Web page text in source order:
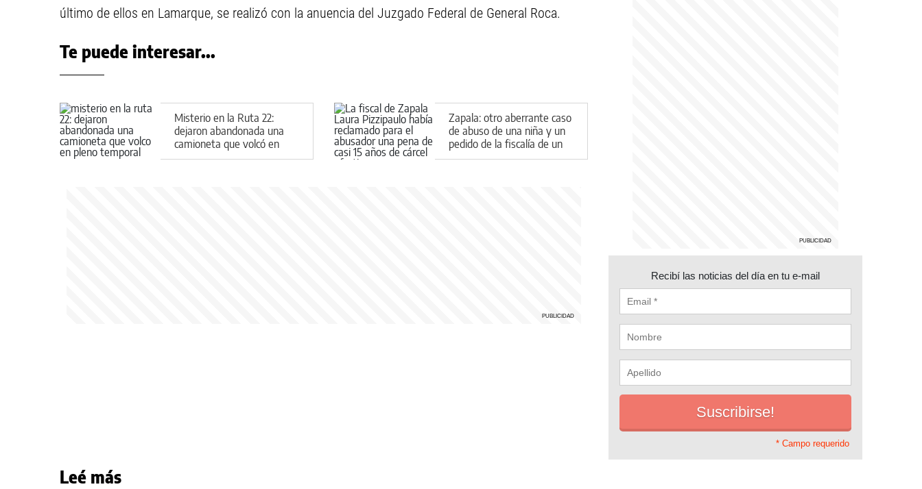
último de ellos en Lamarque, se realizó con la anuencia del Juzgado Federal de General Roca.
Te puede interesar...
Misterio en la Ruta 22:
dejaron abandonada una
camioneta que volcó en
pleno temporal
Zapala: otro aberrante caso
de abuso de una niña y un
pedido de la fiscalía de un
castigo contundente
Recibí las noticias del día en tu e-mail
* Campo requerido
Leé más